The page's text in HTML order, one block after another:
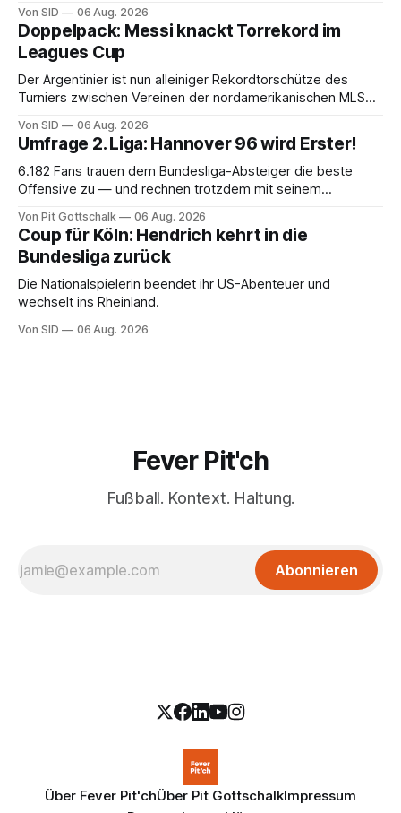
Von SID 06 Aug. 2026
Doppelpack: Messi knackt Torrekord im
Leagues Cup
Der Argentinier ist nun alleiniger Rekordtorschütze des
Turniers zwischen Vereinen der nordamerikanischen MLS
Von SID 06 Aug. 2026
Umfrage 2. Liga: Hannover 96 wird Erster!
6.182 Fans trauen dem Bundesliga-Absteiger die beste
Offensive zu — und rechnen trotzdem mit seinem
Lokalrivale in Niedersachsen.
Von Pit Gottschalk 06 Aug. 2026
Coup für Köln: Hendrich kehrt in die
Bundesliga zurück
Die Nationalspielerin beendet ihr US-Abenteuer und
wechselt ins Rheinland.
Von SID 06 Aug. 2026
Fever Pit'ch
Fußball. Kontext. Haltung.
Abonnieren
Über Fever Pit'chÜber Pit GottschalkImpressum